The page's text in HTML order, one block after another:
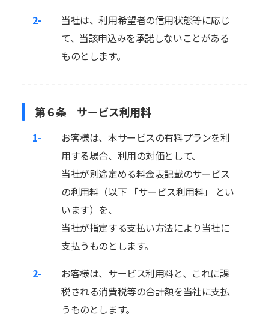
2-
当社は、利用希望者の信用状態等に応じ
て、当該申込みを承諾しないことがある
ものとします。
第６条 サービス利用料
1-
お客様は、本サービスの有料プランを利
用する場合、利用の対価として、
当社が別途定める料金表記載のサービス
の利用料（以下 「サービス利用料」 とい
います）を、
当社が指定する支払い方法により当社に
支払うものとします。
2-
お客様は、サービス利用料と、これに課
税される消費税等の合計額を当社に支払
うものとします。